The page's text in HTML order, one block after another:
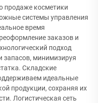
продаже косметики
системы управления
время
заказов и
подход
запасов, минимизируя
Складские
идеальные
продукции, сохраняя их
Логистическая сеть